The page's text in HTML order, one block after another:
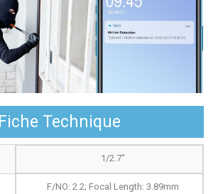
Fiche Technique
1/2.7“
F/NO: 2.2; Focal Length: 3.89mm